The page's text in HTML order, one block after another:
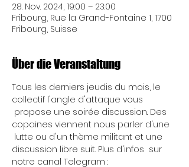
28. Nov. 2024, 19:00 – 23:00
Fribourg, Rue la Grand-Fontaine 1, 1700
Fribourg, Suisse
Über die Veranstaltung
Tous les derniers jeudis du mois, le
collectif l'angle d'attaque vous
propose une soirée discussion. Des
copaines viennent nous parler d'une
lutte ou d'un thème militant et une
discussion libre suit. Plus d'infos  sur
notre canal Telegram :